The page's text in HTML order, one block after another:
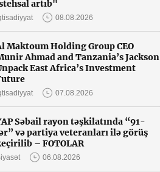
artıb"
08.08.2026
Maktoum Holding Group CEO
Ahmad and Tanzania’s Jackson
East Africa’s Investment
07.08.2026
Səbail rayon təşkilatında “91-
və partiya veteranları ilə görüş
– FOTOLAR
06.08.2026